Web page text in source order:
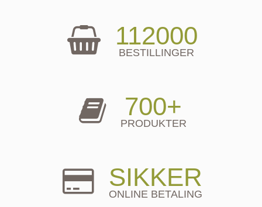
112000
BESTILLINGER
700+
PRODUKTER
SIKKER
ONLINE BETALING